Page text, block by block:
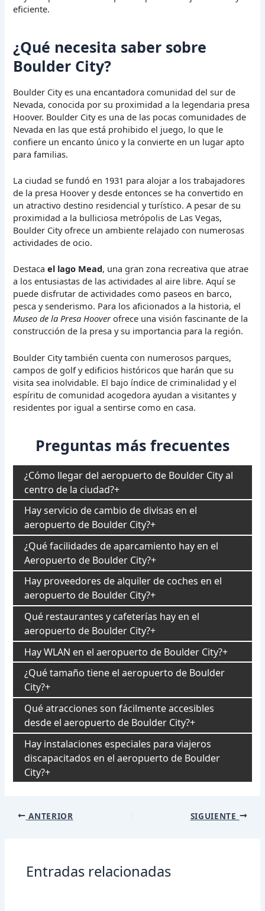
eficiente.
¿Qué necesita saber sobre
Boulder City?
Boulder City es una encantadora comunidad del sur de
Nevada, conocida por su proximidad a la legendaria presa
Hoover. Boulder City es una de las pocas comunidades de
Nevada en las que está prohibido el juego, lo que le
confiere un encanto único y la convierte en un lugar apto
para familias.
La ciudad se fundó en 1931 para alojar a los trabajadores
de la presa Hoover y desde entonces se ha convertido en
un atractivo destino residencial y turístico. A pesar de su
proximidad a la bulliciosa metrópolis de Las Vegas,
Boulder City ofrece un ambiente relajado con numerosas
actividades de ocio.
Destacael lago Mead, una gran zona recreativa que atrae
a los entusiastas de las actividades al aire libre. Aquí se
puede disfrutar de actividades como paseos en barco,
pesca y senderismo. Para los aficionados a la historia, el
Museo de la Presa Hooverofrece una visión fascinante de la
construcción de la presa y su importancia para la región.
Boulder City también cuenta con numerosos parques,
campos de golf y edificios históricos que harán que su
visita sea inolvidable. El bajo índice de criminalidad y el
espíritu de comunidad acogedora ayudan a visitantes y
residentes por igual a sentirse como en casa.
Preguntas más frecuentes
¿Cómo llegar del aeropuerto de Boulder City al
centro de la ciudad?
Hay servicio de cambio de divisas en el
aeropuerto de Boulder City?
¿Qué facilidades de aparcamiento hay en el
Aeropuerto de Boulder City?
Hay proveedores de alquiler de coches en el
aeropuerto de Boulder City?
Qué restaurantes y cafeterías hay en el
aeropuerto de Boulder City?
Hay WLAN en el aeropuerto de Boulder City?
¿Qué tamaño tiene el aeropuerto de Boulder
City?
Qué atracciones son fácilmente accesibles
desde el aeropuerto de Boulder City?
Hay instalaciones especiales para viajeros
discapacitados en el aeropuerto de Boulder
City?
Navegación
ANTERIOR SIGUIENTE
Entradas relacionadas